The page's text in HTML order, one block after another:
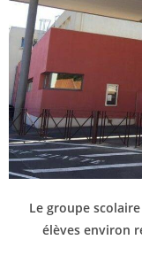
Le groupe
élèves environ